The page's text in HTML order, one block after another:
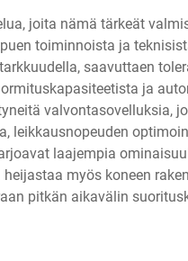
joita nämä tärkeät
toiminnoista ja
saavuttaen
ja
valvontasovelluksia,
leikkausnopeuden
laajempia
myös koneen
pitkän aikavälin